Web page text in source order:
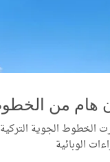
هام من
الخطوط الجوية التركية
الوبائية